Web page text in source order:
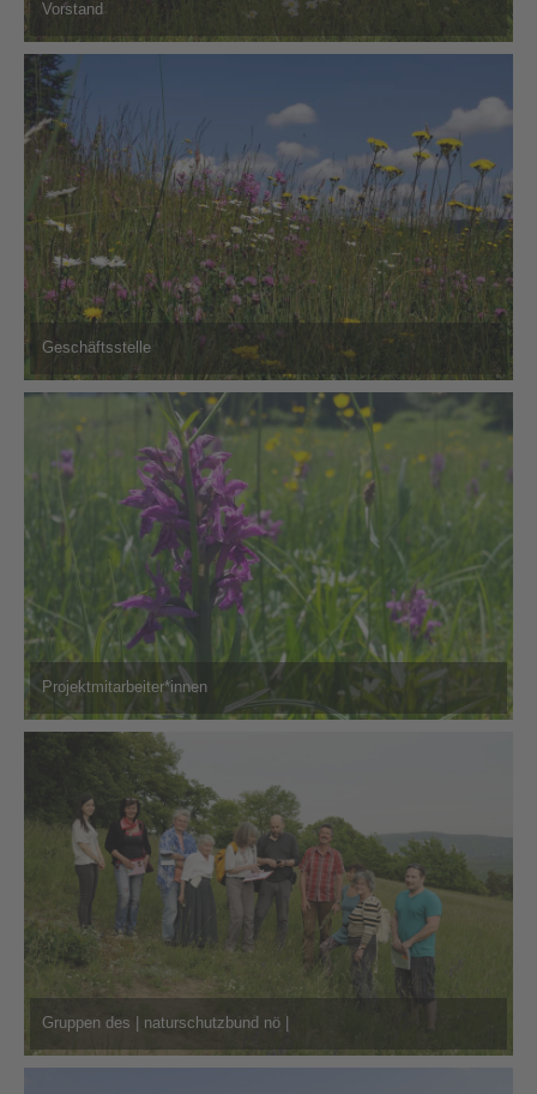
Vorstand
Geschäftsstelle
Projektmitarbeiter*innen
Gruppen des | naturschutzbund nö |